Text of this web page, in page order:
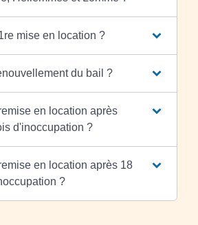
mise en location ?
du bail ?
en location après
d'inoccupation ?
en location après 18
?